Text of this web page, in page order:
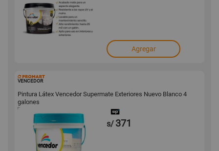
Agregar
VENCEDOR
Pintura Látex Vencedor Supermate Exteriores Nuevo Blanco 4
galones
s/ 371